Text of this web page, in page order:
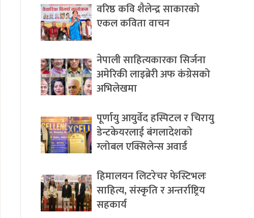
वरिष्ठ कवि शैलेन्द्र साकारको
एकल कविता वाचन
नेपाली साहित्यकारका सिर्जना
अमेरिकी लाइब्रेरी अफ कंग्रेसको
अभिलेखमा
पूर्णायु आयुर्वेद हस्पिटल र चिरायु
डेन्टकेयरलाई बंगलादेशको
ग्लोबल एक्सिलेन्स अवार्ड
हिमालयन लिटरेचर फेस्टिभलः
साहित्य, संस्कृति र अन्तर्राष्ट्रिय
सहकार्य